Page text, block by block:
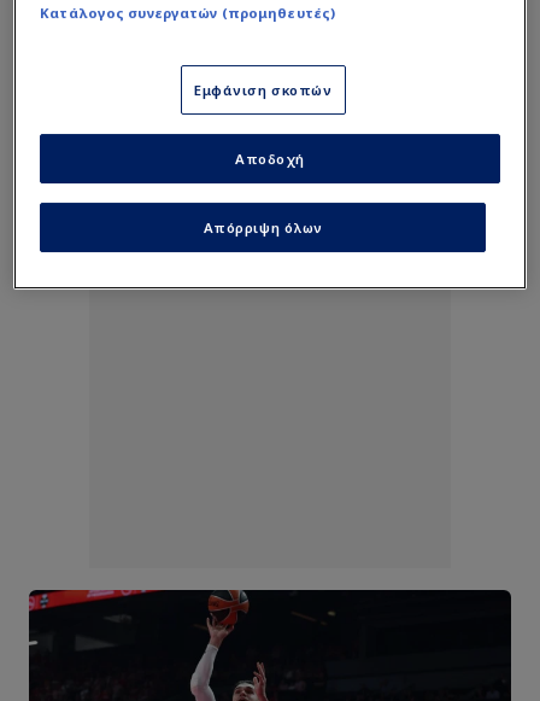
Κατάλογος συνεργατών (προμηθευτές)
Εμφάνιση σκοπών
Απόρριψη όλων
Αποδοχή